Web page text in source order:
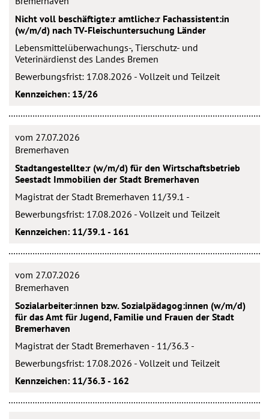
Nicht voll beschäftigte:r amtliche:r Fachassistent:in
(w/m/d) nach TV-Fleischuntersuchung Länder
Lebensmittelüberwachungs-, Tierschutz- und
Veterinärdienst des Landes Bremen
Bewerbungsfrist: 17.08.2026 - Vollzeit und Teilzeit
Kennzeichen: 13/26
vom 27.07.2026
Bremerhaven
Stadtangestellte:r (w/m/d) für den Wirtschaftsbetrieb
Seestadt Immobilien der Stadt Bremerhaven
Magistrat der Stadt Bremerhaven 11/39.1 -
Bewerbungsfrist: 17.08.2026 - Vollzeit und Teilzeit
Kennzeichen: 11/39.1 - 161
vom 27.07.2026
Bremerhaven
Sozialarbeiter:innen bzw. Sozialpädagog:innen (w/m/d)
für das Amt für Jugend, Familie und Frauen der Stadt
Bremerhaven
Magistrat der Stadt Bremerhaven - 11/36.3 -
Bewerbungsfrist: 17.08.2026 - Vollzeit und Teilzeit
Kennzeichen: 11/36.3 - 162